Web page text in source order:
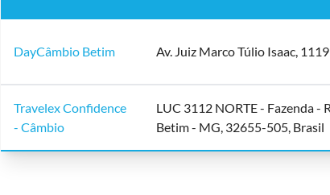
DayCâmbio Betim Av. Juiz Marco Túlio Isaac,
Travelex Confidence
- Câmbio
LUC 3112 NORTE - Fazenda -
Betim - MG, 32655-505, Brasil